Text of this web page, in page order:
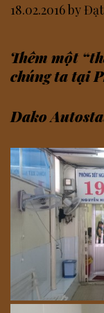
18.02.2016by
Thêm một
chúng ta tại
Dako